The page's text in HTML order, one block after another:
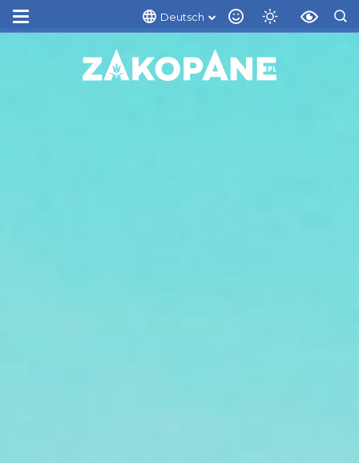
Deutsch